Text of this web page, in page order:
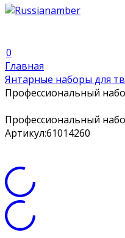
0
Главная
Янтарные наборы для
Профессиональный
Профессиональный
Артикул:61014260